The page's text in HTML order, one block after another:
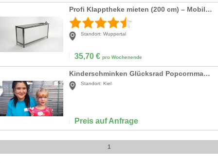
Profi Klapptheke mieten (200 cm) – Mobile Naßtheke aus Edelstahl für Events
Standort: Wuppertal
35,70 € pro Wochenende
Kinderschminken Glücksrad Popcornmaschine Hüpfburgen Kinderanimation aus Kiel
Standort: Kiel
Preis auf Anfrage
1